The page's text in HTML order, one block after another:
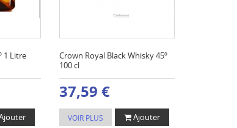
1 Litre
Crown Royal Black Whisky 45º
100 cl
37,59 €
VOIR PLUS Ajouter